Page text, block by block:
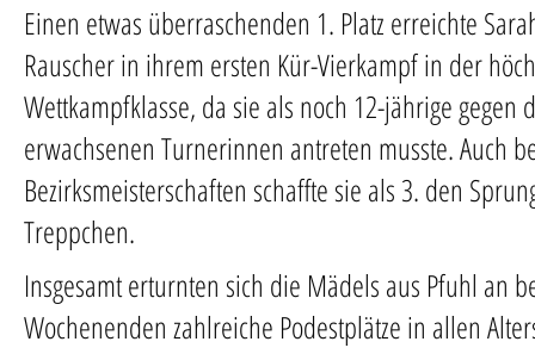
Einen etwas überraschenden 1. Platz erreichte
Rauscher in ihrem ersten Kür-Vierkampf in der
Wettkampfklasse, da sie als noch 12-jährige gegen
erwachsenen Turnerinnen antreten musste. Auch
Bezirksmeisterschaften schaffte sie als 3. den
Treppchen.
Insgesamt erturnten sich die Mädels aus Pfuhl an
Wochenenden zahlreiche Podestplätze in allen